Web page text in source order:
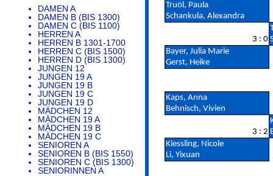
DAMEN A
DAMEN B (BIS 1300)
DAMEN C (BIS 1100)
HERREN A
HERREN B 1301-1700
HERREN C (BIS 1500)
HERREN D (BIS 1300)
JUNGEN 12
JUNGEN 19 A
JUNGEN 19 B
JUNGEN 19 C
JUNGEN 19 D
MÄDCHEN 12
MÄDCHEN 19 A
MÄDCHEN 19 B
MÄDCHEN 19 C
SENIOREN A
SENIOREN B (BIS 1550)
SENIOREN C (BIS 1300)
SENIORINNEN A
Truöl, Paula
Schankula, Alexandra
3 : 0
Bayer, Julia Marie
Gerst, Heike
Kaps, Anna
Behnisch, Vivien
3 : 2
Kiessling, Nicole
Li, Yixuan